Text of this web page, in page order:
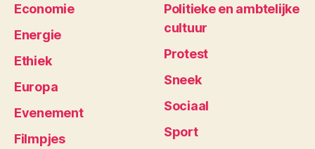
Economie
Energie
Ethiek
Europa
Evenement
Filmpjes
Politieke en ambtelijke
cultuur
Protest
Sneek
Sociaal
Sport